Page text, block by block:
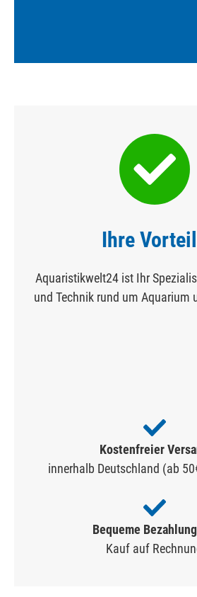
Ihre
Aquaristikwelt24 ist Ihr
und Technik rund um Aquarium
Kostenfreier
innerhalb Deutschland (ab
Bequeme
Kauf auf